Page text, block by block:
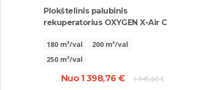
Plokštelinis palubinis
rekuperatorius OXYGEN X-Air C
180 m³/val
200 m³/val
250 m³/val
Nuo 1 398,76 € 1 645,60 €